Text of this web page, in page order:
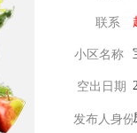
联系
小区名称
空出日期
发布人身份